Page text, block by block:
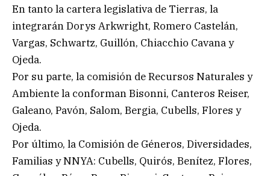
En tanto la cartera legislativa de Tierras, la
integrarán Dorys Arkwright, Romero Castelán,
Vargas, Schwartz, Guillón, Chiacchio Cavana y
Ojeda.
Por su parte, la comisión de Recursos Naturales y
Ambiente la conforman Bisonni, Canteros Reiser,
Galeano, Pavón, Salom, Bergia, Cubells, Flores y
Ojeda.
Por último, la Comisión de Géneros, Diversidades,
Familias y NNYA: Cubells, Quirós, Benítez, Flores,